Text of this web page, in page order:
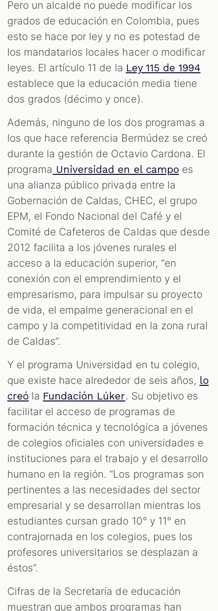
Pero un alcalde no puede modificar los
grados de educación en Colombia, pues
esto se hace por ley y no es potestad de
los mandatarios locales hacer o modificar
leyes. El artículo 11 de la Ley 115 de 1994
establece que la educación media tiene
dos grados (décimo y once).
Además, ninguno de los dos programas a
los que hace referencia Bermúdez se creó
durante la gestión de Octavio Cardona. El
programa Universidad en el campo es
una alianza público privada entre la
Gobernación de Caldas, CHEC, el grupo
EPM, el Fondo Nacional del Café y el
Comité de Cafeteros de Caldas que desde
2012 facilita a los jóvenes rurales el
acceso a la educación superior, “en
conexión con el emprendimiento y el
empresarismo, para impulsar su proyecto
de vida, el empalme generacional en el
campo y la competitividad en la zona rural
de Caldas”.
Y el programa Universidad en tu colegio,
que existe hace alrededor de seis años, lo
creó la Fundación Lúker. Su objetivo es
facilitar el acceso de programas de
formación técnica y tecnológica a jóvenes
de colegios oficiales con universidades e
instituciones para el trabajo y el desarrollo
humano en la región. “Los programas son
pertinentes a las necesidades del sector
empresarial y se desarrollan mientras los
estudiantes cursan grado 10° y 11° en
contrajornada en los colegios, pues los
profesores universitarios se desplazan a
éstos”.
Cifras de la Secretaría de educación
muestran que ambos programas han